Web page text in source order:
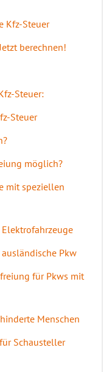
Kfz-Steuer
berechnen!
Steuer:
Steuer
möglich?
mit speziellen
Pkw
für Pkws mit
Menschen
Schausteller